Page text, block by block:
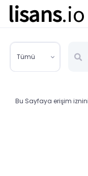
lisans.io
Tümü
Bu Sayfaya erişim